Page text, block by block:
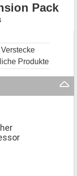
Pack
Verstecke
Produkte